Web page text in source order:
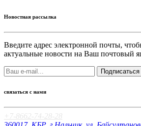
Новостная рассылка
Введите адрес электронной почты,
актуальные новости на Ваш почтовый
Подписаться
связаться с нами
+7-8662-74-28-28